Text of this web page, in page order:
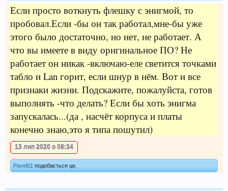
Если просто воткнуть флешку с энигмой, то
пробовал.Если -бы он так работал,мне-бы уже
этого было достаточно, но нет, не работает. А
что вы имеете в виду оригинальное ПО? Не
работает он никак -включаю-еле светится точками
табло и Lan горит, если шнур в нём. Вот и все
признаки жизни. Подскажите, пожалуйста, готов
выполнять -что делать? Если бы хоть энигма
запускалась...(да , насчёт корпуса и платы
конечно знаю,это я типа пошутил)
13 лип 2020 о 08:34
Pavel01 подобається це.